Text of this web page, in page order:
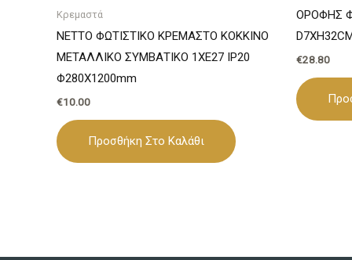
Κρεμαστά
NETTO ΦΩΤΙΣΤΙΚΟ ΚΡΕΜΑΣΤΟ ΚΟΚΚΙΝΟ
ΜΕΤΑΛΛΙΚΟ ΣΥΜΒΑΤΙΚΟ 1ΧΕ27 IP20
Φ280Χ1200mm
€10.00
Προσθήκη Στο Καλάθι
ΟΡΟΦΗΣ
€28.80